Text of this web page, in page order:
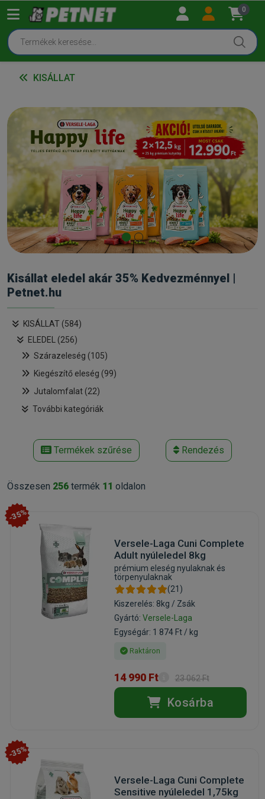
0
KISÁLLAT
Kisállat eledel akár 35% Kedvezménnyel |
Petnet.hu
KISÁLLAT (584)
ELEDEL (256)
Szárazeleség (105)
Kiegészítő eleség (99)
Jutalomfalat (22)
További kategóriák
Termékek szűrése Rendezés
Összesen 256 termék 11 oldalon
-35%
Versele-Laga Cuni Complete
Adult nyúleledel 8kg
prémium eleség nyulaknak és
törpenyulaknak
(21)
Kiszerelés: 8kg / Zsák
Gyártó: Versele-Laga
Egységár: 1 874 Ft / kg
Raktáron
14 990 Ft 23 062 Ft
Kosárba
-35%
Versele-Laga Cuni Complete
Sensitive nyúleledel 1,75kg